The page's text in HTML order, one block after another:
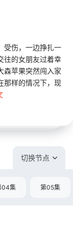
受伤，一边挣扎一
往的女朋友过着幸
森苹果突然闯入家
那样的情况下，现
切换节点
04集 第05集